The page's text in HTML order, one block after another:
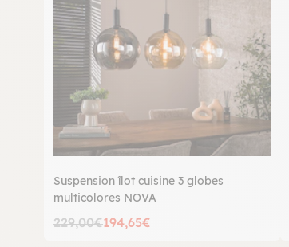
Suspension îlot cuisine 3 globes
multicolores NOVA
229,00€194,65€